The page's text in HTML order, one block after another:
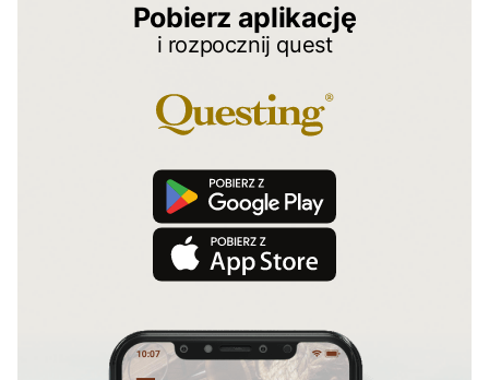
Pobierz aplikację
i rozpocznij quest